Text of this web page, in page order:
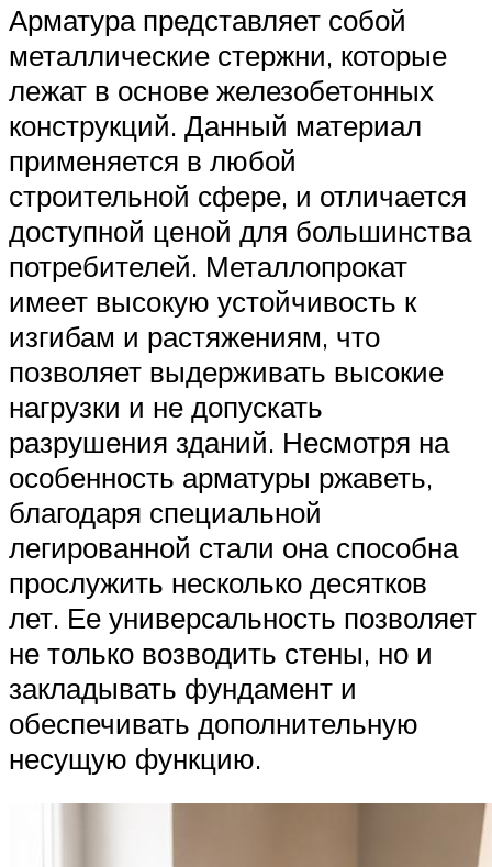
Арматура представляет собой
металлические стержни, которые
лежат в основе железобетонных
конструкций. Данный материал
применяется в любой
строительной сфере, и отличается
доступной ценой для большинства
потребителей. Металлопрокат
имеет высокую устойчивость к
изгибам и растяжениям, что
позволяет выдерживать высокие
нагрузки и не допускать
разрушения зданий. Несмотря на
особенность арматуры ржаветь,
благодаря специальной
легированной стали она способна
прослужить несколько десятков
лет. Ее универсальность позволяет
не только возводить стены, но и
закладывать фундамент и
обеспечивать дополнительную
несущую функцию.